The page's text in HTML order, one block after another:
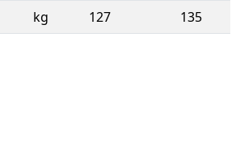
kg 127 135